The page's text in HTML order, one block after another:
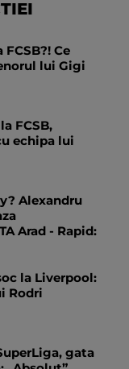
Ce
lui Gigi
FCSB,
echipa lui
Alexandru
Arad - Rapid:
la Liverpool:
Rodri
gata